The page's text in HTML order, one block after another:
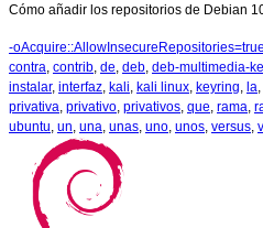
Cómo añadir los repositorios de Debian
-oAcquire::AllowInsecureRepositories=true
contra contrib de deb deb-multimedia-
instalar, interfaz kali kali linux keyring la
privativa privativo privativos que rama
ubuntu un una unas uno unos versus